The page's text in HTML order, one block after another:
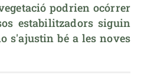
podrien ocórrer
estabilitzadors siguin
s'ajustin bé a les noves